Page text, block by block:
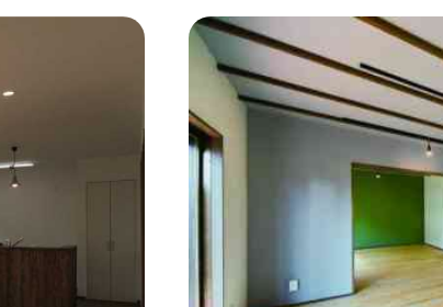
具 #あえて古材 #黒板 #無垢の木 #
#スローライフ #自宅
#眺望最高 #水辺の住まい